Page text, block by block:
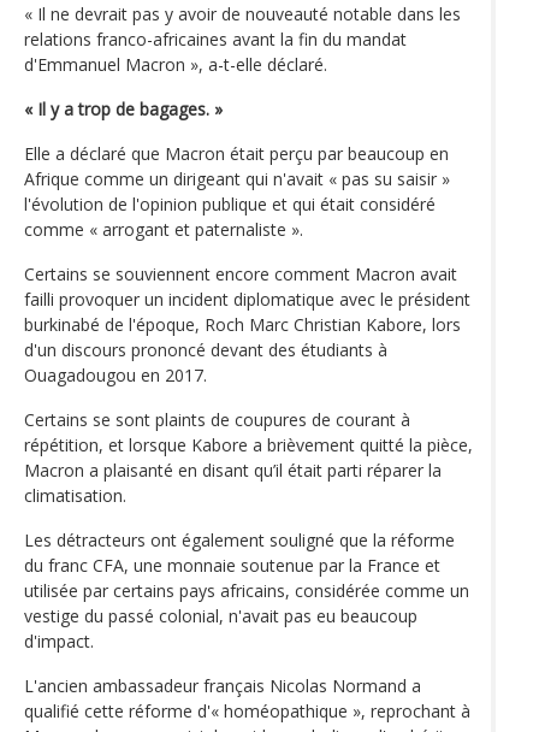
« Il ne devrait pas y avoir de nouveauté notable dans les
relations franco-africaines avant la fin du mandat
d'Emmanuel Macron », a-t-elle déclaré.
« Il y a trop de bagages. »
Elle a déclaré que Macron était perçu par beaucoup en
Afrique comme un dirigeant qui n'avait « pas su saisir »
l'évolution de l'opinion publique et qui était considéré
comme « arrogant et paternaliste ».
Certains se souviennent encore comment Macron avait
failli provoquer un incident diplomatique avec le président
burkinabé de l'époque, Roch Marc Christian Kabore, lors
d'un discours prononcé devant des étudiants à
Ouagadougou en 2017.
Certains se sont plaints de coupures de courant à
répétition, et lorsque Kabore a brièvement quitté la pièce,
Macron a plaisanté en disant qu’il était parti réparer la
climatisation.
Les détracteurs ont également souligné que la réforme
du franc CFA, une monnaie soutenue par la France et
utilisée par certains pays africains, considérée comme un
vestige du passé colonial, n'avait pas eu beaucoup
d'impact.
L'ancien ambassadeur français Nicolas Normand a
qualifié cette réforme d'« homéopathique », reprochant à